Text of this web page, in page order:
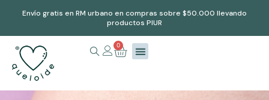
Envío gratis en RM urbano en compras sobre $50.000 llevando
productos PIUR
0